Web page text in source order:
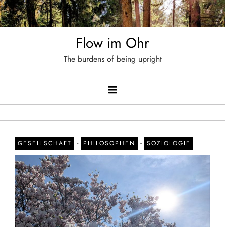
Skip
to
Flow im Ohr
The burdens of being upright
GESELLSCHAFT - PHILOSOPHEN - SOZIOLOGIE